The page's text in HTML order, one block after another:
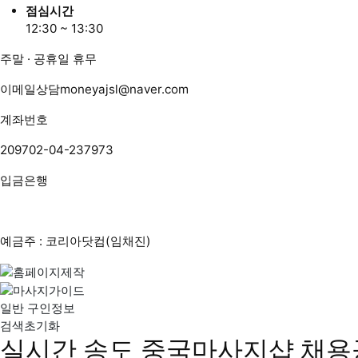
점심시간
12:30 ~ 13:30
주말 · 공휴일 휴무
이메일상담moneyajsl@naver.com
계좌번호
209702-04-237973
입금은행
예금주 : 코리아닷컴(임채진)
일반 구인정보
검색초기화
실시간 송도 중국마사지샵 채용